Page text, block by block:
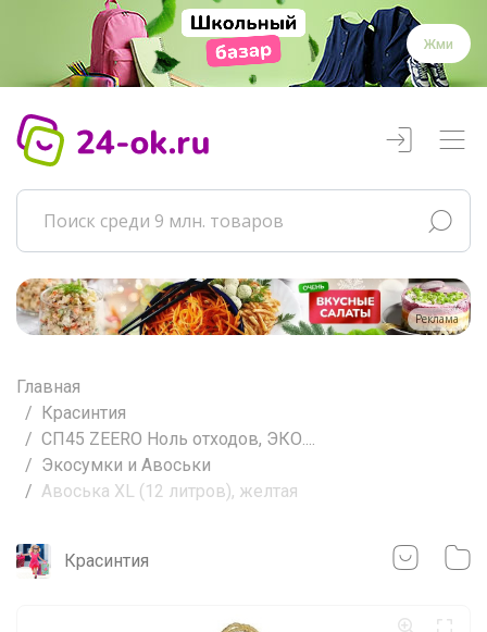
Жми
Реклама
Главная
Красинтия
СП45 ZEERO Ноль отходов, ЭКО....
Экосумки и Авоськи
Авоська XL (12 литров), желтая
Красинтия